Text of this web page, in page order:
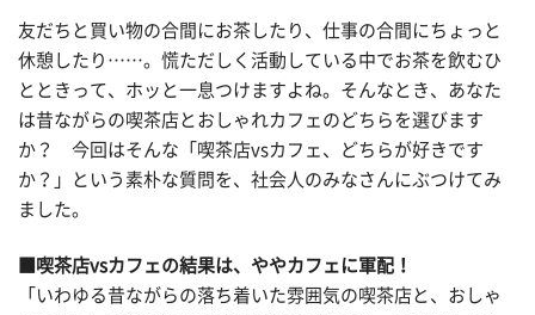
友だちと買い物の合間にお茶したり、仕事の合間にちょっと
休憩したり……。慌ただしく活動している中でお茶を飲むひ
とときって、ホッと一息つけますよね。そんなとき、あなた
は昔ながらの喫茶店とおしゃれカフェのどちらを選びます
か？ 今回はそんな「喫茶店vsカフェ、どちらが好きです
か？」という素朴な質問を、社会人のみなさんにぶつけてみ
ました。
■喫茶店vsカフェの結果は、ややカフェに軍配！
「いわゆる昔ながらの落ち着いた雰囲気の喫茶店と、おしゃ